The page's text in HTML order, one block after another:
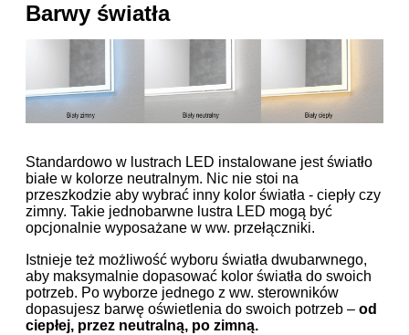
Barwy światła
Standardowo w lustrach LED instalowane jest światło
białe w kolorze neutralnym. Nic nie stoi na
przeszkodzie aby wybrać inny kolor światła - ciepły czy
zimny. Takie jednobarwne lustra LED mogą być
opcjonalnie wyposażane w ww. przełączniki.
Istnieje też możliwość wyboru światła dwubarwnego,
aby maksymalnie dopasować kolor światła do swoich
potrzeb. Po wyborze jednego z ww. sterowników
dopasujesz barwę oświetlenia do swoich potrzeb – od
ciepłej, przez neutralną, po zimną.